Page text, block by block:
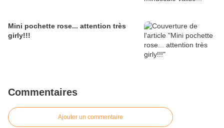
Mini pochette rose... attention très
girly!!!
Commentaires
Ajouter un commentaire